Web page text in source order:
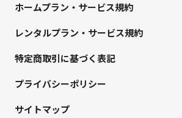
ホームプラン・サービス規約
レンタルプラン・サービス規約
特定商取引に基づく表記
プライバシーポリシー
サイトマップ